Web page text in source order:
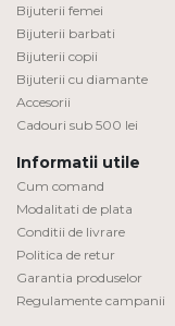
Bijuterii femei
Bijuterii barbati
Bijuterii copii
Bijuterii cu diamante
Accesorii
Cadouri sub 500 lei
Informatii utile
Cum comand
Modalitati de plata
Conditii de livrare
Politica de retur
Garantia produselor
Regulamente campanii